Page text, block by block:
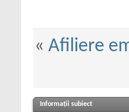
« Afiliere
Informații subiect